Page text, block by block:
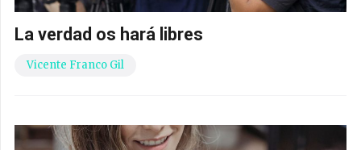
La verdad os hará libres
Vicente Franco Gil